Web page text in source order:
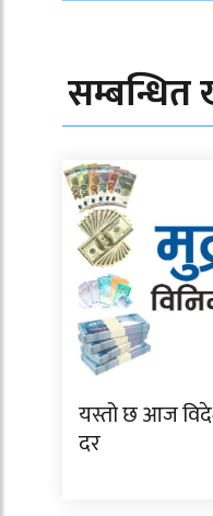
यस्तो छ आज
दर